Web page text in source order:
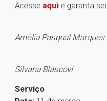
Acesse aqui e garanta
Amélia Pasqual Marques
Silvana Blascovi
Serviço